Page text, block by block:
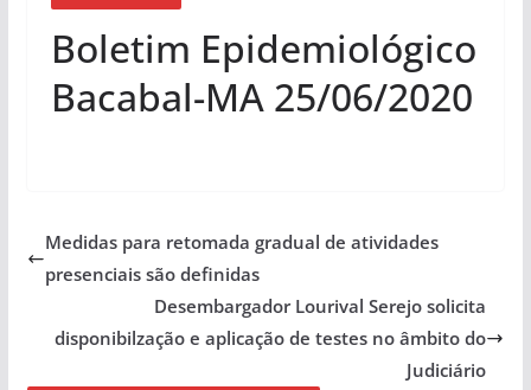
Boletim Epidemiológico
Bacabal-MA 25/06/2020
Medidas para retomada gradual de atividades
presenciais são definidas
Desembargador Lourival Serejo solicita
disponibilzação e aplicação de testes no âmbito do
Judiciário